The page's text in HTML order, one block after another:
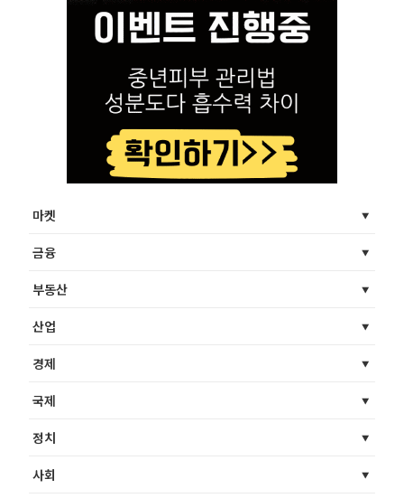
마켓
금융
부동산
산업
경제
국제
정치
사회